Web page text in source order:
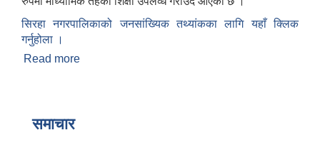
सिरहा नगरपालिकाको जनसांख्यिक तथ्यांकका लागि यहाँ क्लिक
गर्नुहोला ।
Read more
समाचार